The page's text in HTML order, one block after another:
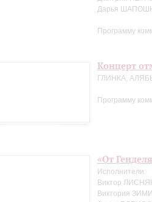
Дарья
Программу
Концерт
ГЛИНКА,
Программу
«От
Исполнители:
Виктор
Виктория